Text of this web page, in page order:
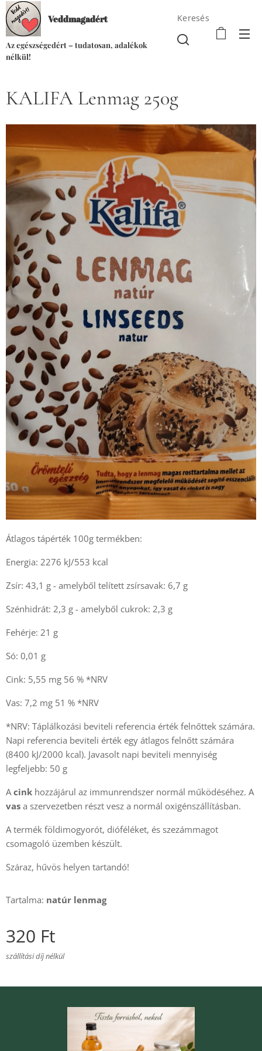
Veddmagadért
Az egészségedért – tudatosan, adalékok
nélkül!
Keresés
KALIFA Lenmag 250g
Átlagos tápérték 100g termékben:
Energia: 2276 kJ/553 kcal
Zsír: 43,1 g - amelyből telített zsírsavak: 6,7 g
Szénhidrát: 2,3 g - amelyből cukrok: 2,3 g
Fehérje: 21 g
Só: 0,01 g
Cink: 5,55 mg 56 % *NRV
Vas: 7,2 mg 51 % *NRV
*NRV: Táplálkozási beviteli referencia érték felnőttek számára.
Napi referencia beviteli érték egy átlagos felnőtt számára
(8400 kJ/2000 kcal). Javasolt napi beviteli mennyiség
legfeljebb: 50 g
Acink hozzájárul az immunrendszer normál működéséhez. A
vas a szervezetben részt vesz a normál oxigénszállításban.
A termék földimogyorót, dióféléket, és szezámmagot
csomagoló üzemben készült.
Száraz, hűvös helyen tartandó!
Tartalma: natúr lenmag
320 Ft
szállítási díj nélkül